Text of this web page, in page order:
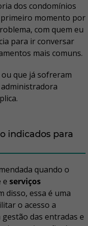
dos condomínios
momento por
com quem eu
para ir conversar
mais comuns.
que já sofreram
indicados para
quando o
e serviços
disso, essa é uma
o acesso a
das entradas e